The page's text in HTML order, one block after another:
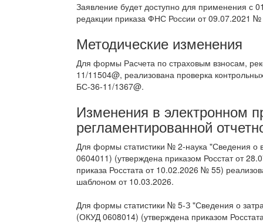
Заявление будет доступно для применения с
редакции приказа ФНС России от 09.07.2021
Методические изменения
Для формы Расчета по страховым взносам,
11/11504@, реализована проверка
БС-36-11/1367@.
Изменения в электронном
регламентированной
Для формы статистики № 2-наука "Сведения о
0604011) (утверждена приказом Росстат от
приказа Росстата от 10.02.2026 № 55)
шаблоном от 10.03.2026.
Для формы статистики № 5-З "Сведения о
(ОКУД 0608014) (утверждена приказом